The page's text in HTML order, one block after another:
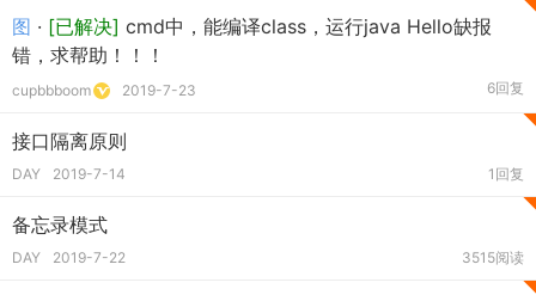
图 · [已解决] cmd中，能编译class，运行java Hello缺报
错，求帮助！！！
cupbbboom 2019-7-23 6回复
接口隔离原则
DAY 2019-7-14 1回复
备忘录模式
DAY 2019-7-22 3515阅读